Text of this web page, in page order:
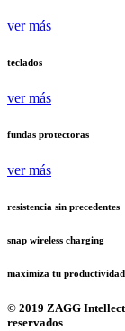
ver más
teclados
ver más
fundas protectoras
ver más
resistencia sin precedentes
snap wireless charging
maximiza tu productividad
© 2019 ZAGG
reservados